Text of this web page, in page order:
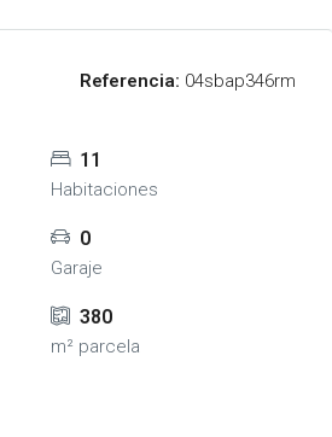
Referencia: 04sbap346rm
11
Habitaciones
0
Garaje
380
m² parcela